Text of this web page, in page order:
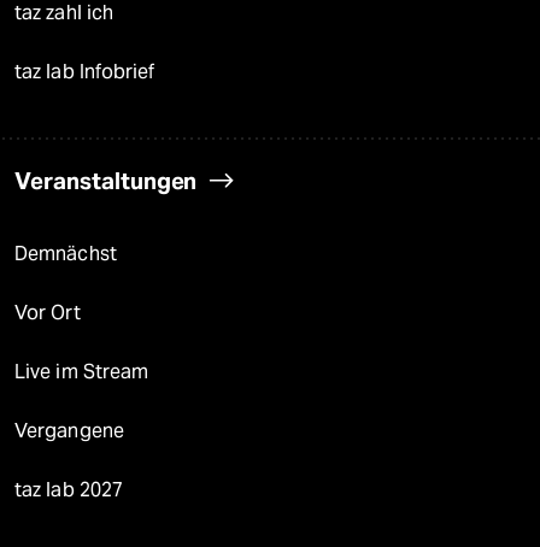
taz zahl ich
taz lab Infobrief
Veranstaltungen
Demnächst
Vor Ort
Live im Stream
Vergangene
taz lab 2027